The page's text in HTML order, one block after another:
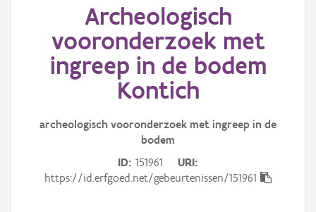
Aanduidingsobject
Waarneming
Downloads
Archeologisch
vooronderzoek met
ingreep in de bodem
Kontich
archeologisch vooronderzoek met ingreep in de
bodem
ID 151961
URI
https://id.erfgoed.net/gebeurtenissen/151961